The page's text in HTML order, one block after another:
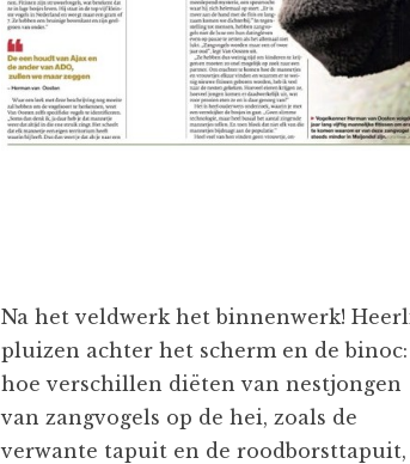
Na het veldwerk het binnenwerk!
pluizen achter het scherm en de binoc:
hoe verschillen diëten van nestjongen
van zangvogels op de hei, zoals de
verwante tapuit en de roodborsttapuit,